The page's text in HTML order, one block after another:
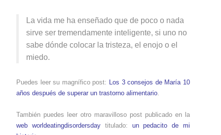
La vida me ha enseñado que de poco o nada
sirve ser tremendamente inteligente, si uno no
sabe dónde colocar la tristeza, el enojo o el
miedo.
Puedes leer su magnífico post: Los 3 consejos de María 10
años después de superar un trastorno alimentario.
También puedes leer otro maravilloso post publicado en la
web worldeatingdisordersdaytitulado: un pedacito de mi